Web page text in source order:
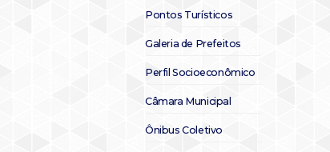
Pontos Turísticos
Galeria de Prefeitos
Perfil Socioeconômico
Câmara Municipal
Ônibus Coletivo